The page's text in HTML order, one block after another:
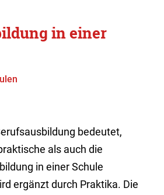
in einer
bedeutet,
als auch die
in einer Schule
ergänzt durch Praktika. Die